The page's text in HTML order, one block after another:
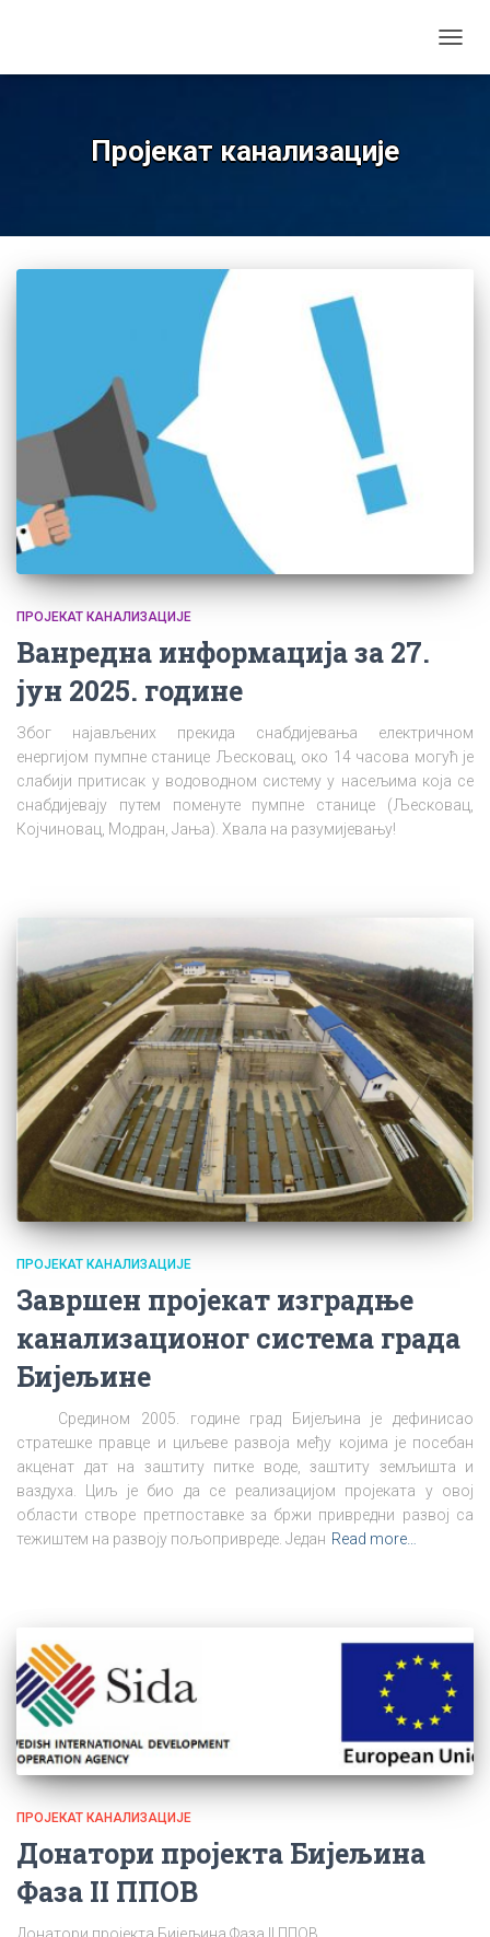
Пројекат канализације
ПРОЈЕКАТ КАНАЛИЗАЦИЈЕ
Ванредна информација за 27.
јун 2025. године
Због најављених прекида снабдијевања електричном
енергијом пумпне станице Љесковац, око 14 часова могућ је
слабији притисак у водоводном систему у насељима која се
снабдијевају путем поменуте пумпне станице (Љесковац,
Којчиновац, Модран, Јања). Хвала на разумијевању!
ПРОЈЕКАТ КАНАЛИЗАЦИЈЕ
Завршен пројекат изградње
канализационог система града
Бијељине
Средином 2005. године град Бијељина је дефинисао
стратешке правце и циљеве развоја међу којима је посебан
акценат дат на заштиту питке воде, заштиту земљишта и
ваздуха. Циљ је био да се реализацијом пројеката у овој
области створе претпоставке за бржи привредни развој са
тежиштем на развоју пољопривреде. Један Read more…
ПРОЈЕКАТ КАНАЛИЗАЦИЈЕ
Донатори пројекта Бијељина
Фаза II ППОВ